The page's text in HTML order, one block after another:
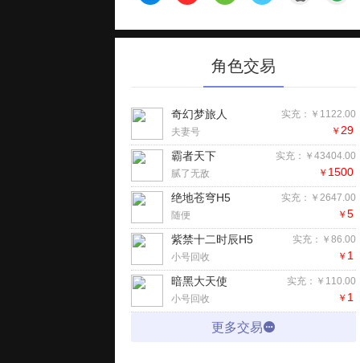
角色交易
实充：￥1122.00
奇幻梦旅人
夫妻号 ￥ 29
实充：￥43404.00
霸者天下
腻了无敌 ￥ 1500
实充：￥2647.00
绝地苍穹H5
随便 ￥ 5
实充：￥86.00
紫禁十二时辰H5
小号回收 ￥ 1
实充：￥110.00
暗黑大天使
小号回收 ￥ 1
更多交易